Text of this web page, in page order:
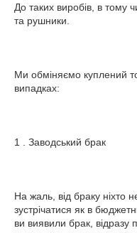
До таких виробів, в тому
та рушники.
Ми обміняємо куплений
випадках:
1 . Заводський брак
На жаль, від браку ніхто
зустрічатися як в
ви виявили брак, відразу